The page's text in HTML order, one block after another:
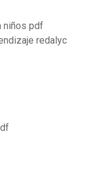
niños pdf
redalyc